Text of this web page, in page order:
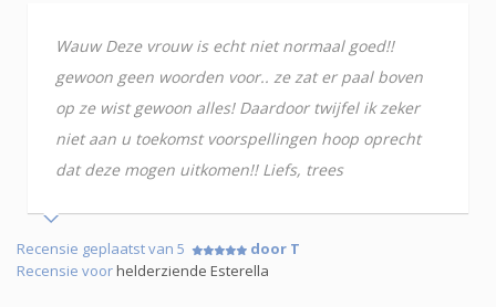
Wauw Deze vrouw is echt niet normaal goed!!
gewoon geen woorden voor.. ze zat er paal boven
op ze wist gewoon alles! Daardoor twijfel ik zeker
niet aan u toekomst voorspellingen hoop oprecht
dat deze mogen uitkomen!! Liefs, trees
Recensie geplaatst van 5
door T
Recensie voorhelderziende Esterella